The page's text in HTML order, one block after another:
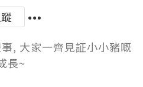
, 大家一齊見証小小豬嘅
長~